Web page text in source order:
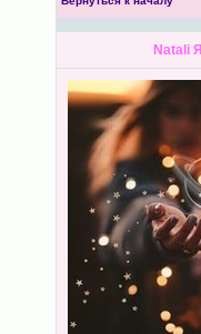
Natali Я